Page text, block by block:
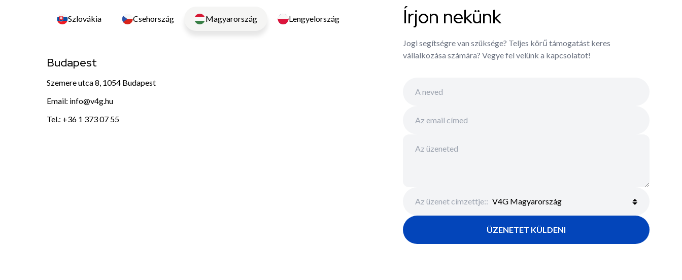
Írjon nekünk
Jogi segítségre van szüksége? Teljes körű támogatást keres
vállalkozása számára? Vegye fel velünk a kapcsolatot!
Az üzenet címzettje::
ÜZENETET KÜLDENI
Szlovákia Csehország Magyarország Lengyelország
Budapest
Szemere utca 8, 1054 Budapest
Email: info@v4g.hu
Tel.: +36 1 373 07 55